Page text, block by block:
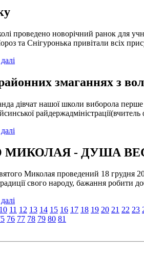
проведено новорічний ранок для
та Снігуронька привітали всіх
змаганнях з
дівчат нашої школи виборола
МИКОЛАЯ - ДУША
Миколая проведений 18 грудня
традиції свого народу, бажання
10 11 12 13 14 15 16 17 18 19 20 21 22 23
76 77 78 79 80 81